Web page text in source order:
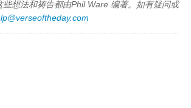
些想法和祷告都由Phil Ware 编著。如有疑问或